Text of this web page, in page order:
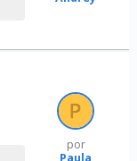
por
Paula